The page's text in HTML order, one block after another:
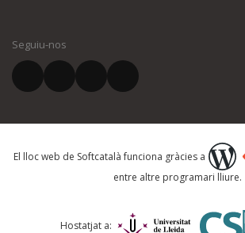
El vostre correu electrònic *
Què proposeu?
Comentari *
Seguiu-nos
El lloc web de Softcatalà funciona gràcies a
entre altre programari lliure.
Hostatjat a: